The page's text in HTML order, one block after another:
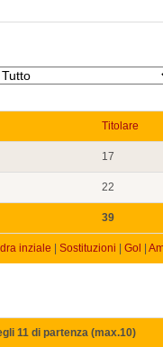
Titolare
17
22
39
inziale | Sostituzioni | Gol |
11 di partenza (max.10)